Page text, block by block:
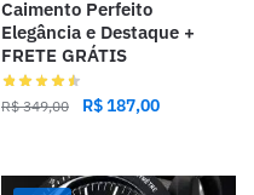
Caimento Perfeito
Elegância e Destaque +
FRETE GRÁTIS
R$349,00 R$187,00